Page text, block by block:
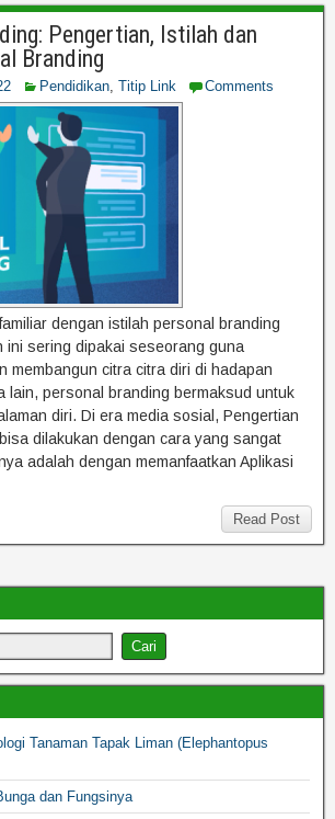
Pengertian, Istilah dan
Branding
Pendidikan, Titip Link Comments
dengan istilah personal branding
ini sering dipakai seseorang guna
membangun citra citra diri di hadapan
lain, personal branding bermaksud untuk
diri. Di era media sosial, Pengertian
dilakukan dengan cara yang sangat
adalah dengan memanfaatkan Aplikasi
Read Post
Tanaman Tapak Liman (Elephantopus
dan Fungsinya